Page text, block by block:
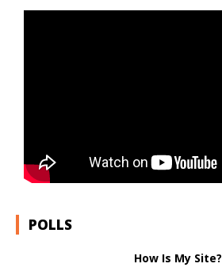
POLLS
How Is My Site?